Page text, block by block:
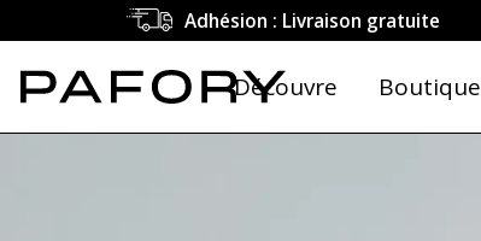
Adhésion : Livraison gratuite
Découvre Boutique